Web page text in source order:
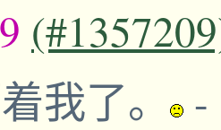
我了。
-